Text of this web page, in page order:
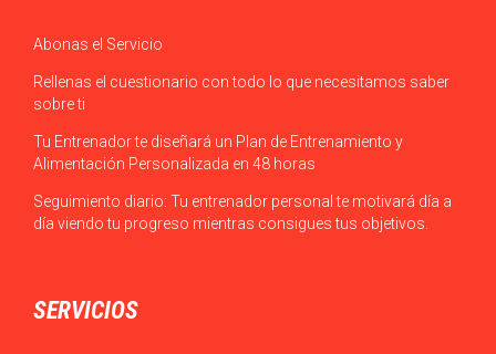
Abonas el Servicio
Rellenas el cuestionario con todo lo que necesitamos saber
sobre ti
Tu Entrenador te diseñará un Plan de Entrenamiento y
Alimentación Personalizada en 48 horas
Seguimiento diario: Tu entrenador personal te motivará día a
día viendo tu progreso mientras consigues tus objetivos.
SERVICIOS